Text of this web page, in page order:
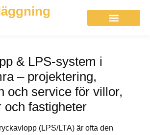
& LPS-system i
– projektering,
och service för villor,
och fastigheter
(LPS/LTA) är ofta den